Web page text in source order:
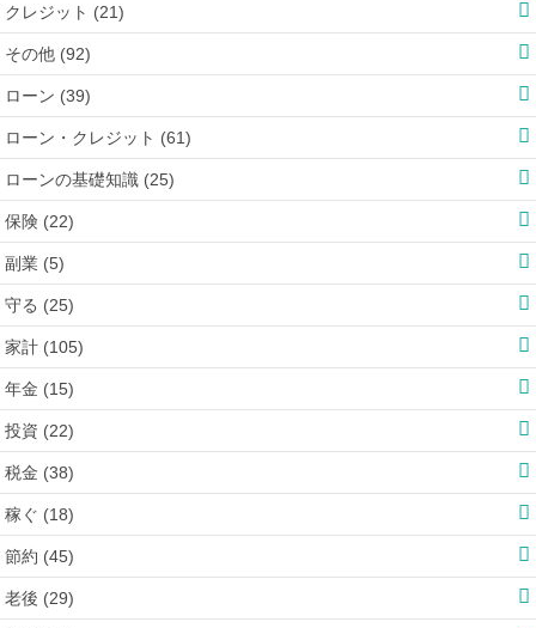
クレジット (21)
その他 (92)
ローン (39)
ローン・クレジット (61)
ローンの基礎知識 (25)
保険 (22)
副業 (5)
守る (25)
家計 (105)
年金 (15)
投資 (22)
税金 (38)
稼ぐ (18)
節約 (45)
老後 (29)